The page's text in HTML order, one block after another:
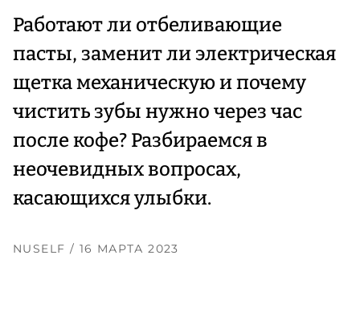
Работают ли отбеливающие
пасты, заменит ли электрическая
щетка механическую и почему
чистить зубы нужно через час
после кофе? Разбираемся в
неочевидных вопросах,
касающихся улыбки.
NUSELF / 16 МАРТА 2023